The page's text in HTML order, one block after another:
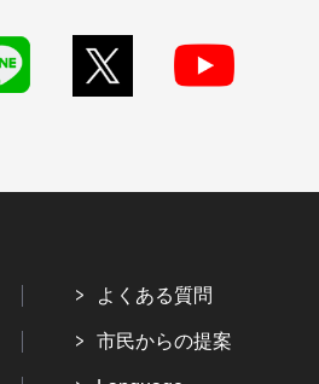
よくある質問
市民からの提案